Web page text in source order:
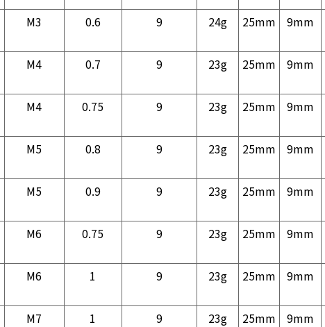
M3 0.6 9 24g 25mm 9mm
M4 0.7 9 23g 25mm 9mm
M4 0.75 9 23g 25mm 9mm
M5 0.8 9 23g 25mm 9mm
M5 0.9 9 23g 25mm 9mm
M6 0.75 9 23g 25mm 9mm
M6 1 9 23g 25mm 9mm
M7 1 9 23g 25mm 9mm